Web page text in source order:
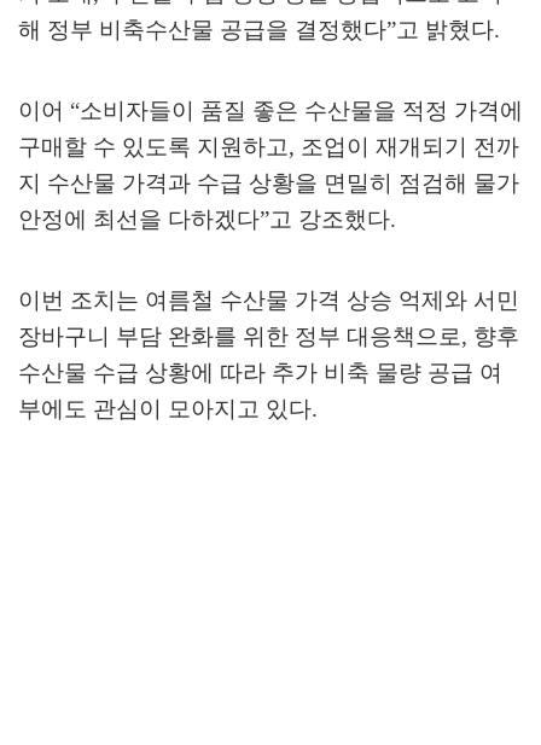
해 정부 비축수산물 공급을 결정했다”고 밝혔다.
이어 “소비자들이 품질 좋은 수산물을 적정 가격에
구매할 수 있도록 지원하고, 조업이 재개되기 전까
지 수산물 가격과 수급 상황을 면밀히 점검해 물가
안정에 최선을 다하겠다”고 강조했다.
이번 조치는 여름철 수산물 가격 상승 억제와 서민
장바구니 부담 완화를 위한 정부 대응책으로, 향후
수산물 수급 상황에 따라 추가 비축 물량 공급 여
부에도 관심이 모아지고 있다.